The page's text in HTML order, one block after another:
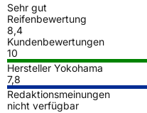
Sehr gut
Reifenbewertung
8,4
Kundenbewertungen
10
Hersteller Yokohama
7,8
Redaktionsmeinungen
nicht verfügbar